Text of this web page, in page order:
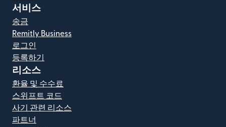
서비스
송금
Remitly Business
로그인
등록하기
리소스
환율 및 수수료
스위프트 코드
사기 관련 리소스
파트너